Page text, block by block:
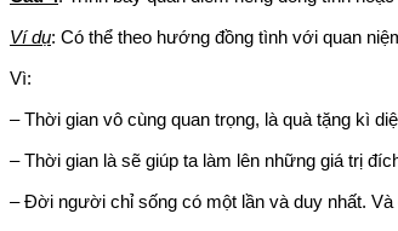
Ví dụ: Có thể theo hướng đồng tình với quan
Vì:
– Thời gian vô cùng quan trọng, là quà tặng kì
– Thời gian là sẽ giúp ta làm lên những giá trị
– Đời người chỉ sống có một lần và duy nhất.